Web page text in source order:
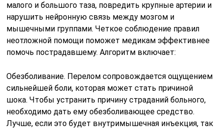
малого и большого таза, повредить крупные артерии и
нарушить нейронную связь между мозгом и
мышечными группами. Четкое соблюдение правил
неотложной помощи поможет медикам эффективнее
помочь пострадавшему. Алгоритм включает:
Обезболивание. Перелом сопровождается ощущением
сильнейшей боли, которая может стать причиной
шока. Чтобы устранить причину страданий больного,
необходимо дать ему обезболивающее средство.
Лучше, если это будет внутримышечная инъекция, так